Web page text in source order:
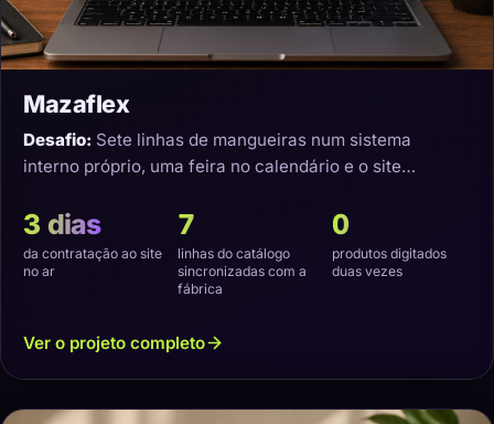
Mazaflex
Desafio: Sete linhas de mangueiras num sistema
interno próprio, uma feira no calendário e o site
3 dias
da contratação ao site
no ar
7
linhas do catálogo
sincronizadas com a
fábrica
0
produtos digitados
duas vezes
Ver o projeto completo